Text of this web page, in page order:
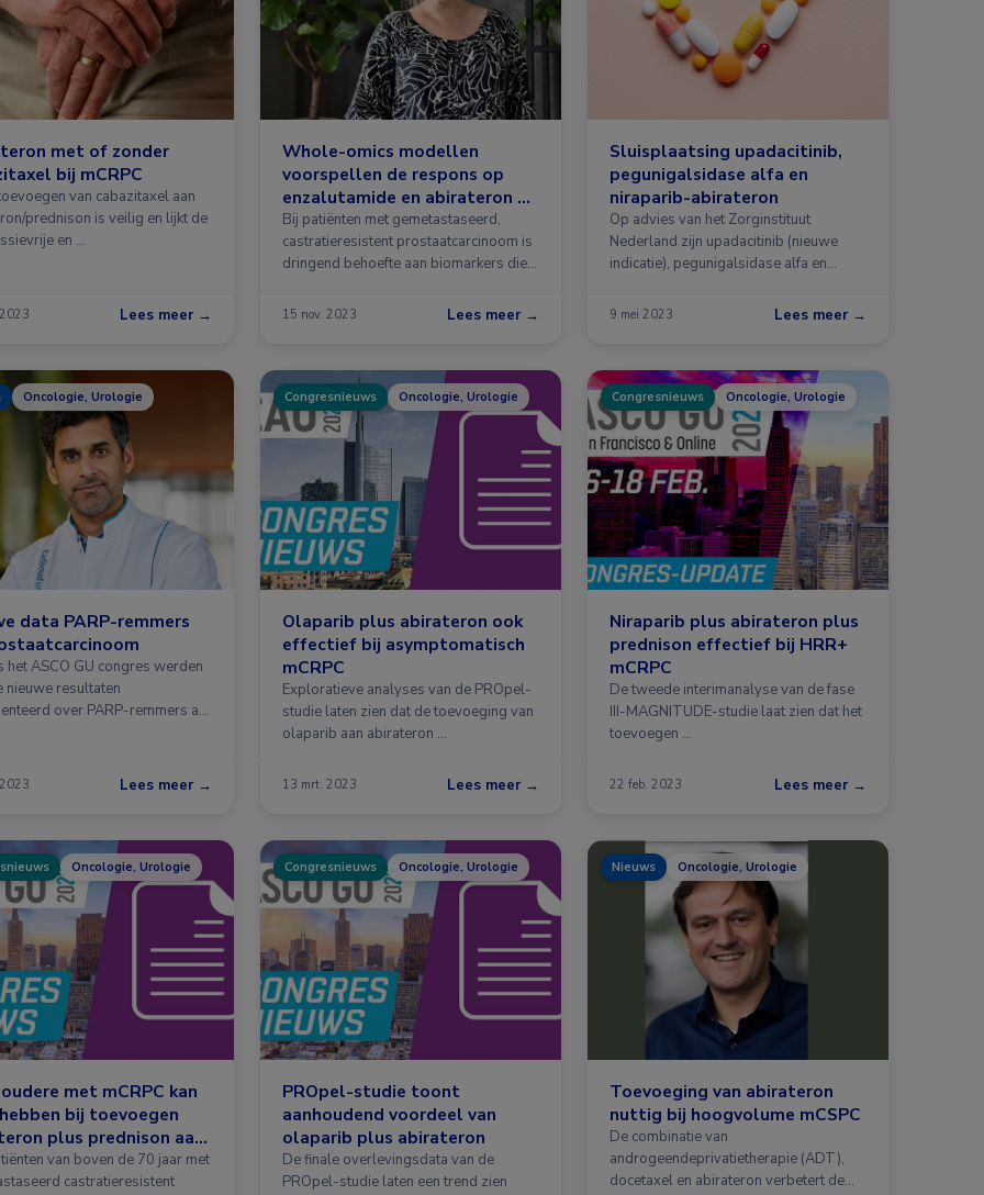
met of zonder
bij mCRPC
van cabazitaxel aan
prednison is veilig en lijkt de
en …
Lees meer →
Whole-omics modellen
voorspellen de respons op
enzalutamide en abirateron bij
patiënten met mCRPC
Bij patiënten met gemetastaseerd,
castratieresistent prostaatcarcinoom is
dringend behoefte aan biomarkers die
15 nov. 2023 Lees meer →
Sluisplaatsing upadacitinib,
pegunigalsidase alfa en
niraparib-abirateron
Op advies van het Zorginstituut
Nederland zijn upadacitinib (nieuwe
indicatie), pegunigalsidase alfa en
9 mei 2023 Lees meer →
Oncologie, Urologie
data PARP-remmers
het ASCO GU congres werden
nieuwe resultaten
over PARP-remmers als
Lees meer →
Congresnieuws Oncologie, Urologie
Olaparib plus abirateron ook
effectief bij asymptomatisch
mCRPC
Exploratieve analyses van de PROpel-
studie laten zien dat de toevoeging van
olaparib aan abirateron …
13 mrt. 2023 Lees meer →
Congresnieuws Oncologie, Urologie
Niraparib plus abirateron plus
prednison effectief bij HRR+
mCRPC
De tweede interimanalyse van de fase
III-MAGNITUDE-studie laat zien dat het
toevoegen …
22 feb. 2023 Lees meer →
Oncologie, Urologie
met mCRPC kan
bij toevoegen
plus prednison aan
van boven de 70 jaar met
castratieresistent
Congresnieuws Oncologie, Urologie
PROpel-studie toont
aanhoudend voordeel van
olaparib plus abirateron
De finale overlevingsdata van de
PROpel-studie laten een trend zien
Nieuws Oncologie, Urologie
Toevoeging van abirateron
nuttig bij hoogvolume mCSPC
De combinatie van
androgeendeprivatietherapie (ADT),
docetaxel en abirateron verbetert de